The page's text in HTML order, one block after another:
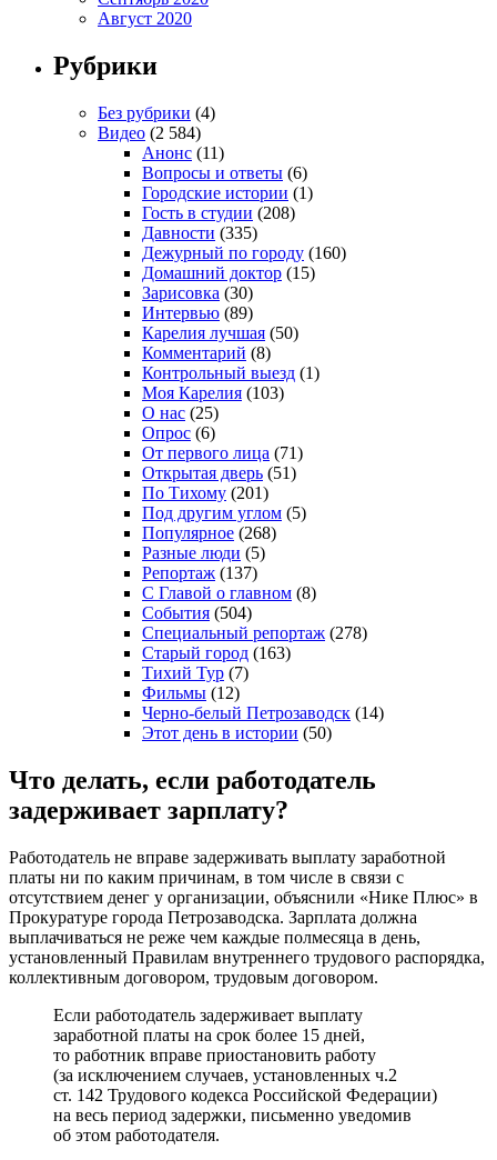
Август 2020
Рубрики
Без рубрики (4)
Видео (2 584)
Анонс (11)
Вопросы и ответы (6)
Городские истории (1)
Гость в студии (208)
Давности (335)
Дежурный по городу (160)
Домашний доктор (15)
Зарисовка (30)
Интервью (89)
Карелия лучшая (50)
Комментарий (8)
Контрольный выезд (1)
Моя Карелия (103)
О нас (25)
Опрос (6)
От первого лица (71)
Открытая дверь (51)
По Тихому (201)
Под другим углом (5)
Популярное (268)
Разные люди (5)
Репортаж (137)
С Главой о главном (8)
События (504)
Специальный репортаж (278)
Старый город (163)
Тихий Тур (7)
Фильмы (12)
Черно-белый Петрозаводск (14)
Этот день в истории (50)
Что делать, если работодатель
задерживает зарплату?
Работодатель не вправе задерживать выплату заработной
платы ни по каким причинам, в том числе в связи с
отсутствием денег у организации, объяснили «Нике Плюс» в
Прокуратуре города Петрозаводска. Зарплата должна
выплачиваться не реже чем каждые полмесяца в день,
установленный Правилам внутреннего трудового распорядка,
коллективным договором, трудовым договором.
Если работодатель задерживает выплату
заработной платы на срок более 15 дней,
то работник вправе приостановить работу
(за исключением случаев, установленных ч.2
ст. 142 Трудового кодекса Российской Федерации)
на весь период задержки, письменно уведомив
об этом работодателя.